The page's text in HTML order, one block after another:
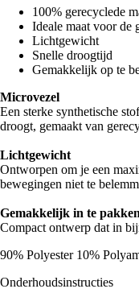
100% gerecyclede
Ideale maat voor de
Lichtgewicht
Snelle droogtijd
Gemakkelijk op te
Microvezel
Een sterke synthetische
droogt, gemaakt van
Lichtgewicht
Ontworpen om je een
bewegingen niet te
Gemakkelijk in te pakken
Compact ontwerp dat in
90% Polyester 10%
Onderhoudsinstructies